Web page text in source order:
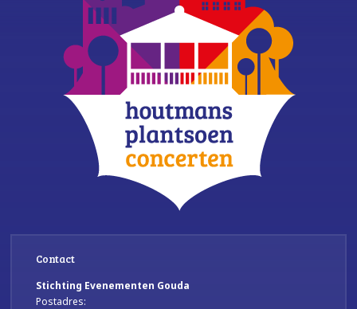
Contact
Stichting Evenementen Gouda
Postadres: